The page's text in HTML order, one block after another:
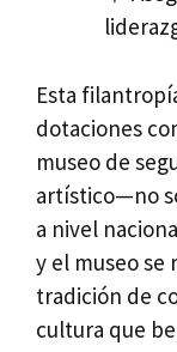
Esta
dotaciones
museo de
artístico—no
a nivel
y el museo se
tradición de
cultura que